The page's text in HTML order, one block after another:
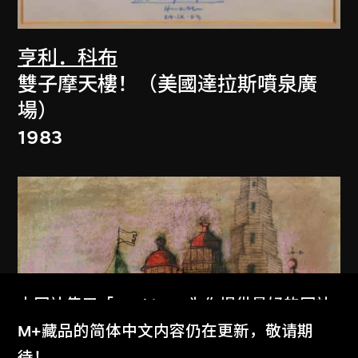
亨利．科布
雙子摩天樓！（美國達拉斯噴泉廣
場）
1983
本网站使用「Cookies」为你提供最好的网站
体验。
M+藏品的简体中文内容仍在更新，敬请期